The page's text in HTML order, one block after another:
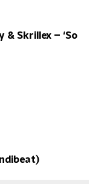
& Skrillex – ‘So